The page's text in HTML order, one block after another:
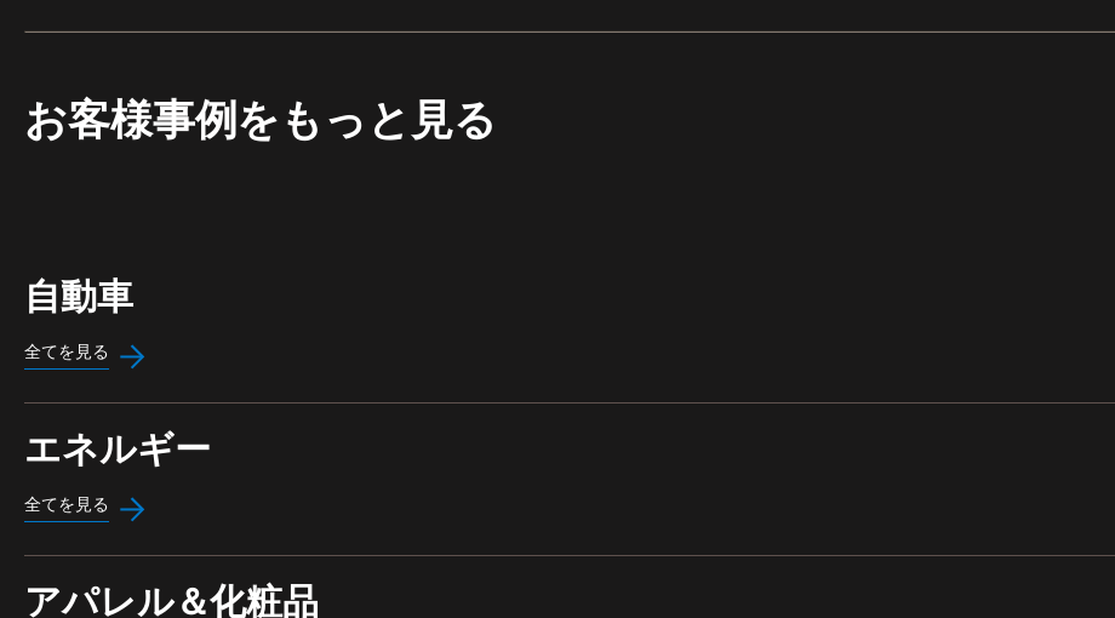
お客様事例をもっと見る
自動車
全てを見る
エネルギー
全てを見る
アパレル＆化粧品